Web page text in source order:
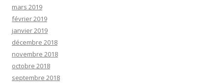
mars 2019
février 2019
janvier 2019
décembre 2018
novembre 2018
octobre 2018
septembre 2018